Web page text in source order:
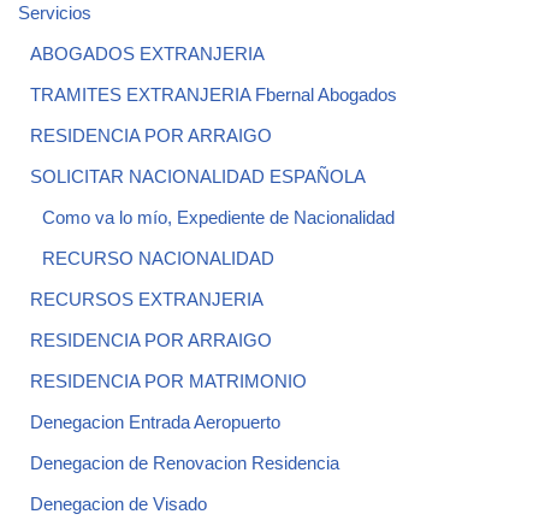
Servicios
ABOGADOS EXTRANJERIA
TRAMITES EXTRANJERIA Fbernal Abogados
RESIDENCIA POR ARRAIGO
SOLICITAR NACIONALIDAD ESPAÑOLA
Como va lo mío, Expediente de Nacionalidad
RECURSO NACIONALIDAD
RECURSOS EXTRANJERIA
RESIDENCIA POR ARRAIGO
RESIDENCIA POR MATRIMONIO
Denegacion Entrada Aeropuerto
Denegacion de Renovacion Residencia
Denegacion de Visado